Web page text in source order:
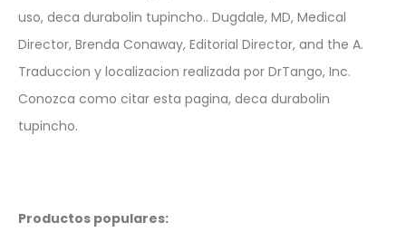
uso, deca durabolin tupincho.. Dugdale, MD, Medical
Director, Brenda Conaway, Editorial Director, and the A.
Traduccion y localizacion realizada por DrTango, Inc.
Conozca como citar esta pagina, deca durabolin
tupincho.
Productos populares: